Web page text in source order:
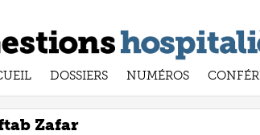
DOSSIERS NUMÉROS
Zafar